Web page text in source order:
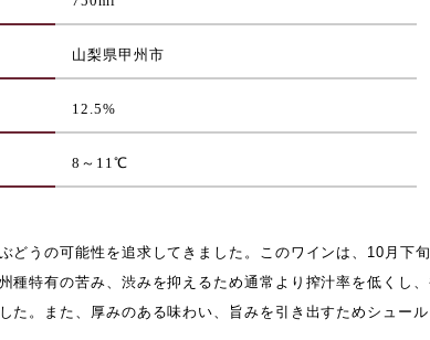
山梨県甲州市
12.5%
8 ～ 11℃
どうの可能性を追求してきました。このワインは、10月下
種特有の苦み、渋みを抑えるため通常より搾汁率を低くし
た。また、厚みのある味わい、旨みを引き出すためシュー